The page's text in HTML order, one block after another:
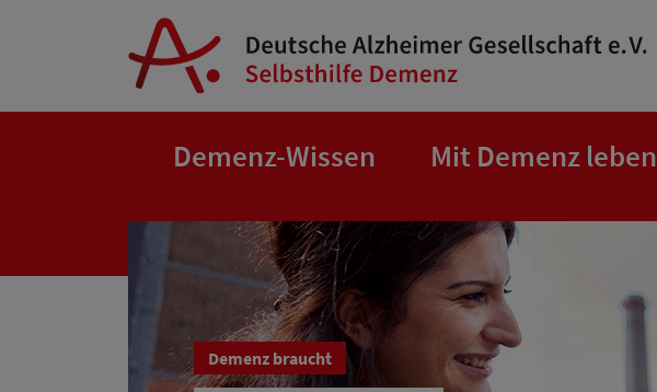
Springe zum Hauptinhalt
Demenz-Wissen Mit Demenz leben
Demenz braucht